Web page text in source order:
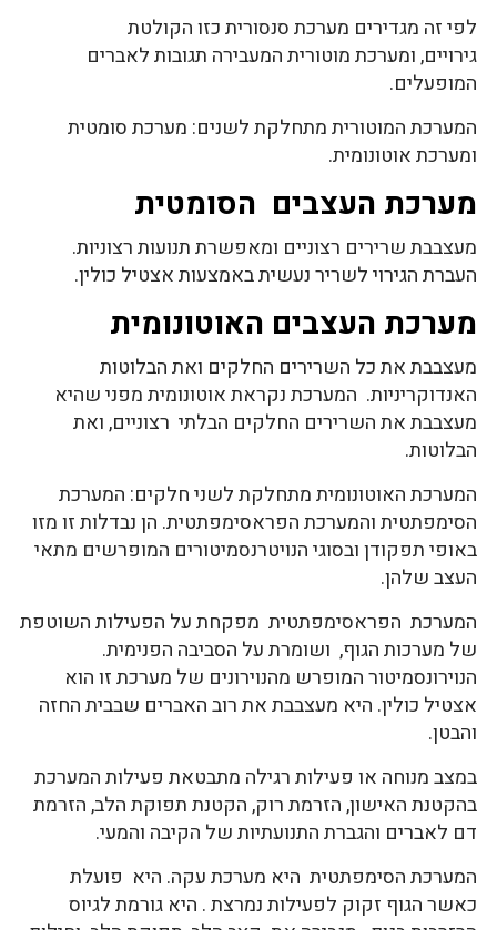
לפי זה מגדירים מערכת סנסורית כזו הקולטת
גירויים, ומערכת מוטורית המעבירה תגובות לאברים
המופעלים.
המערכת המוטורית מתחלקת לשנים: מערכת סומטית
ומערכת אוטונומית.
מערכת העצבים הסומטית
מעצבבת שרירים רצוניים ומאפשרת תנועות רצוניות.
העברת הגירוי לשריר נעשית באמצעות אצטיל כולין.
מערכת העצבים האוטונומית
מעצבבת את כל השרירים החלקים ואת הבלוטות
האנדוקריניות. המערכת נקראת אוטונומית מפני שהיא
מעצבבת את השרירים החלקים הבלתי רצוניים, ואת
הבלוטות.
המערכת האוטונומית מתחלקת לשני חלקים: המערכת
הסימפתטית והמערכת הפראסימפתטית. הן נבדלות זו מזו
באופי תפקודן ובסוגי הנויטרנסמיטורים המופרשים מתאי
העצב שלהן.
המערכת הפראסימפתטית מפקחת על הפעילות השוטפת
של מערכות הגוף, ושומרת על הסביבה הפנימית.
הנוירונסמיטור המופרש מהנוירונים של מערכת זו הוא
אצטיל כולין. היא מעצבבת את רוב האברים שבבית החזה
והבטן.
במצב מנוחה או פעילות רגילה מתבטאת פעילות המערכת
בהקטנת האישון, הזרמת רוק, הקטנת תפוקת הלב, הזרמת
דם לאברים והגברת התנועתיות של הקיבה והמעי.
המערכת הסימפתטית היא מערכת עקה. היא פועלת
כאשר הגוף זקוק לפעילות נמרצת . היא גורמת לגיוס